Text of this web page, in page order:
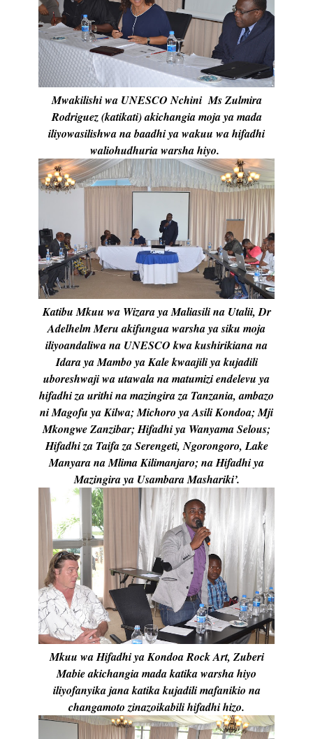
Mwakilishi wa UNESCO Nchini Ms Zulmira
Rodriguez (katikati) akichangia moja ya mada
iliyowasilishwa na baadhi ya wakuu wa hifadhi
waliohudhuria warsha hiyo.
Katibu Mkuu wa Wizara ya Maliasili na Utalii, Dr
Adelhelm Meru akifungua warsha ya siku moja
iliyoandaliwa na UNESCO kwa kushirikiana na
Idara ya Mambo ya Kalekwaajili ya kujadili
uboreshwaji wa utawala na matumizi endelevu ya
hifadhi za urithi na mazingira za Tanzania, ambazo
ni Magofu ya Kilwa; Michoro ya Asili Kondoa; Mji
Mkongwe Zanzibar; Hifadhi ya Wanyama Selous;
Hifadhi za Taifa za Serengeti, Ngorongoro, Lake
Manyara na Mlima Kilimanjaro; na Hifadhi ya
Mazingira ya Usambara Mashariki’.
Mkuu wa Hifadhi ya Kondoa Rock Art, Zuberi
Mabie akichangia mada katika warsha hiyo
iliyofanyika jana katika kujadili mafanikio na
changamoto zinazoikabili hifadhi hizo.